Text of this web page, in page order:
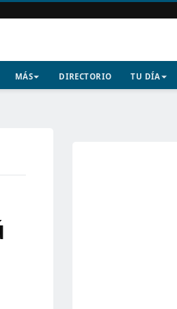
MÁS DIRECTORIO TU DÍA